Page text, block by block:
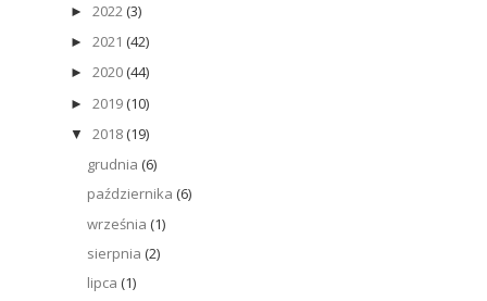
► 2022 (3)
► 2021 (42)
► 2020 (44)
► 2019 (10)
▼ 2018 (19)
grudnia (6)
października (6)
września (1)
sierpnia (2)
lipca (1)